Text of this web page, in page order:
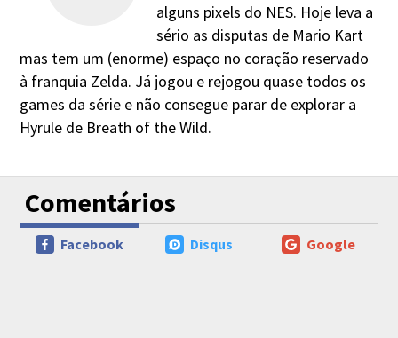
alguns pixels do NES. Hoje leva a
sério as disputas de Mario Kart
mas tem um (enorme) espaço no coração reservado
à franquia Zelda. Já jogou e rejogou quase todos os
games da série e não consegue parar de explorar a
Hyrule de Breath of the Wild.
Comentários
Google
Disqus
Facebook